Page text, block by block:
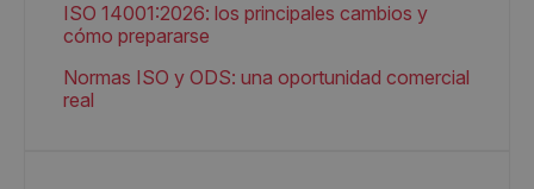
ISO 14001:2026: los principales cambios y
cómo prepararse
Normas ISO y ODS: una oportunidad comercial
real